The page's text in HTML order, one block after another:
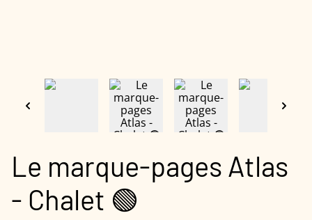
Le marque-pages Atlas
- Chalet 🟢